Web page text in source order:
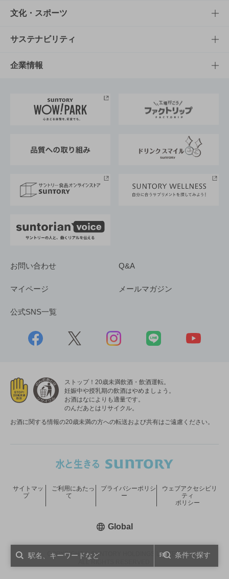
条件で探す
商品一覧
商品発売情報
栄養成分一覧
知る・楽しむTOP
キャンペーン
工場見学
地域情報
文化・スポーツ
文化・スポーツTOP
サントリーホール
サントリーサンバーズ大阪
サステナビリティ
サステナビリティTOP
サントリーが考えるサステナビリティ経営
企業情報
企業概要
採用情報
お問い合わせ Q&A
マイページ メールマガジン
公式SNS一覧
ストップ！20歳未満飲酒・飲酒運転。
妊娠中や授乳期の飲酒はやめましょう。
お酒はなによりも適量です。
のんだあとはリサイクル。
お酒に関する情報の20歳未満の方への転送および共有はご遠慮ください。
COPYRIGHT © SUNTORY HOLDINGS LIMITED.
サイトマッ
プ
ご利用にあたっ
て
プライバシーポリシ
ー
ウェブアクセシビリ
ティ
ポリシー
Global新しいウィンドウで開く